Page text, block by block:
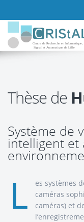
Thèse de
Système de
intelligent et
L
es systèmes
caméras
caméras) et